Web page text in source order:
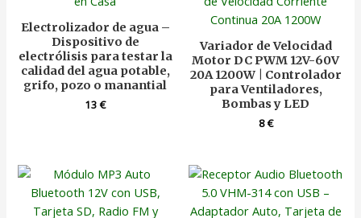
Electrolizador de agua –
Dispositivo de
electrólisis para testar la
calidad del agua potable,
grifo, pozo o manantial
13€
Variador de Velocidad
Motor DC PWM 12V-60V
20A 1200W | Controlador
para Ventiladores,
Bombas y LED
8€